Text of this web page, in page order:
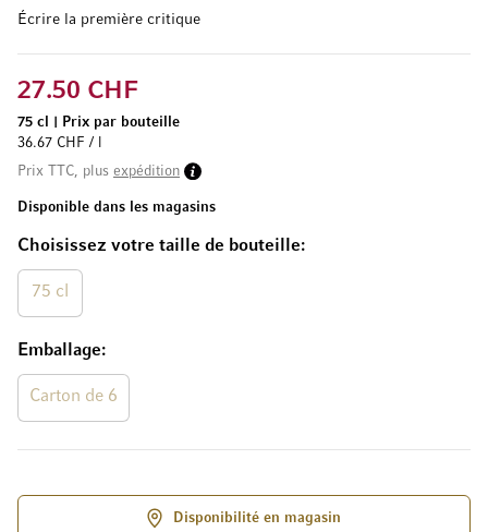
Écrire la première critique
Choisissez votre taille de bouteille
75 cl
Emballage
Carton de 6
27.50 CHF
75 cl
Prix par bouteille
36.67 CHF / l
Prix TTC, plus expédition
Disponible dans les magasins
Disponibilité en magasin